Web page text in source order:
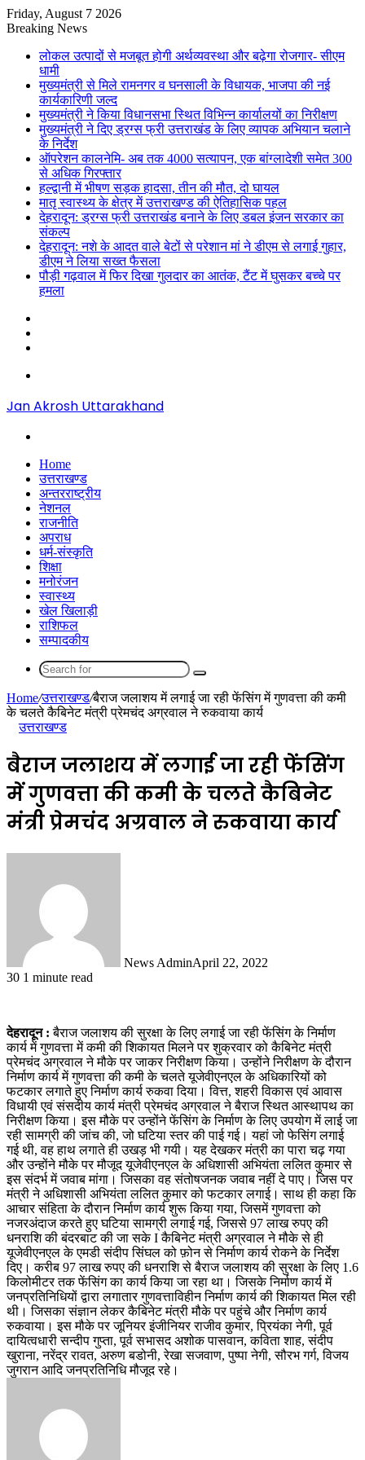
Friday, August 7 2026
Breaking News
लोकल उत्पादों से मजबूत होगी अर्थव्यवस्था और बढ़ेगा रोजगार- सीएम
धामी
मुख्यमंत्री से मिले रामनगर व घनसाली के विधायक, भाजपा की नई
कार्यकारिणी जल्द
मुख्यमंत्री ने किया विधानसभा स्थित विभिन्न कार्यालयों का निरीक्षण
मुख्यमंत्री ने दिए ड्रग्स फ्री उत्तराखंड के लिए व्यापक अभियान चलाने
के निर्देश
ऑपरेशन कालनेमि- अब तक 4000 सत्यापन, एक बांग्लादेशी समेत 300
से अधिक गिरफ्तार
हल्द्वानी में भीषण सड़क हादसा, तीन की मौत, दो घायल
मातृ स्वास्थ्य के क्षेत्र में उत्तराखण्ड की ऐतिहासिक पहल
देहरादून: ड्रग्स फ्री उत्तराखंड बनाने के लिए डबल इंजन सरकार का
संकल्प
देहरादून: नशे के आदत वाले बेटों से परेशान मां ने डीएम से लगाई गुहार,
डीएम ने लिया सख्त फैसला
पौड़ी गढ़वाल में फिर दिखा गुलदार का आतंक, टैंट में घुसकर बच्चे पर
हमला
Jan Akrosh Uttarakhand
Home
उत्तराखण्ड
अन्तरराष्ट्रीय
नेशनल
राजनीति
अपराध
धर्म-संस्कृति
शिक्षा
मनोरंजन
स्वास्थ्य
खेल खिलाड़ी
राशिफल
सम्पादकीय
Search
Home/उत्तराखण्ड/बैराज जलाशय में लगाई जा रही फेंसिंग में गुणवत्ता की कमी
के चलते कैबिनेट मंत्री प्रेमचंद अग्रवाल ने रुकवाया कार्य
उत्तराखण्ड
बैराज जलाशय में लगाई जा रही फेंसिंग
में गुणवत्ता की कमी के चलते कैबिनेट
मंत्री प्रेमचंद अग्रवाल ने रुकवाया कार्य
News AdminApril 22, 2022
30 1 minute read
देहरादून : बैराज जलाशय की सुरक्षा के लिए लगाई जा रही फेंसिंग के निर्माण
कार्य में गुणवत्ता में कमी की शिकायत मिलने पर शुक्रवार को कैबिनेट मंत्री
प्रेमचंद अग्रवाल ने मौके पर जाकर निरीक्षण किया। उन्होंने निरीक्षण के दौरान
निर्माण कार्य में गुणवत्ता की कमी के चलते यूजेवीएनएल के अधिकारियों को
फटकार लगाते हुए निर्माण कार्य रुकवा दिया। वित्त, शहरी विकास एवं आवास
विधायी एवं संसदीय कार्य मंत्री प्रेमचंद अग्रवाल ने बैराज स्थित आस्थापथ का
निरीक्षण किया। इस मौके पर उन्होंने फेंसिंग के निर्माण के लिए उपयोग में लाई जा
रही सामग्री की जांच की, जो घटिया स्तर की पाई गई। यहां जो फेसिंग लगाई
गई थी, वह हाथ लगाते ही उखड़ भी गयी। यह देखकर मंत्री का पारा चढ़ गया
और उन्होंने मौके पर मौजूद यूजेवीएनएल के अधिशासी अभियंता ललित कुमार से
इस संदर्भ में जवाब मांगा। जिसका वह संतोषजनक जवाब नहीं दे पाए। जिस पर
मंत्री ने अधिशासी अभियंता ललित कुमार को फटकार लगाई। साथ ही कहा कि
आचार संहिता के दौरान निर्माण कार्य शुरू किया गया, जिसमें गुणवत्ता को
नजरअंदाज करते हुए घटिया सामग्री लगाई गई, जिससे 97 लाख रुपए की
धनराशि की बंदरबाट की जा सके I कैबिनेट मंत्री अग्रवाल ने मौके से ही
यूजेवीएनएल के एमडी संदीप सिंघल को फ़ोन से निर्माण कार्य रोकने के निर्देश
दिए। करीब 97 लाख रुपए की धनराशि से बैराज जलाशय की सुरक्षा के लिए 1.6
किलोमीटर तक फेंसिंग का कार्य किया जा रहा था। जिसके निर्माण कार्य में
जनप्रतिनिधियों द्वारा लगातार गुणवत्ताविहीन निर्माण कार्य की शिकायत मिल रही
थी। जिसका संज्ञान लेकर कैबिनेट मंत्री मौके पर पहुंचे और निर्माण कार्य
रुकवाया। इस मौके पर जूनियर इंजीनियर राजीव कुमार, प्रियंका नेगी, पूर्व
दायित्वधारी सन्दीप गुप्ता, पूर्व सभासद अशोक पासवान, कविता शाह, संदीप
खुराना, नरेंद्र रावत, अरुण बडोनी, रेखा सजवाण, पुष्पा नेगी, सौरभ गर्ग, विजय
जुगरान आदि जनप्रतिनिधि मौजूद रहे।